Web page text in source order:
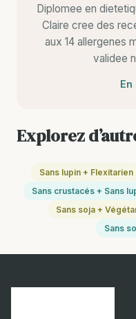
Diplomee en
Claire cree des
aux 14 allergenes
validee
Explorez
Sans lupin + Flexitarien
Sans crustacés + Sans
Sans soja +
Sans